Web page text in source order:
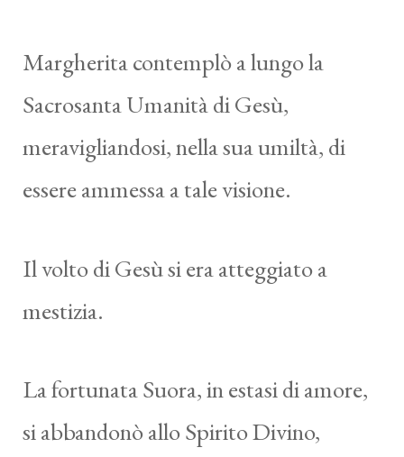
Margherita contemplò a lungo la
Sacrosanta Umanità di Gesù,
meravigliandosi, nella sua umiltà, di
essere ammessa a tale visione.
Il volto di Gesù si era atteggiato a
mestizia.
La fortunata Suora, in estasi di amore,
si abbandonò allo Spirito Divino,